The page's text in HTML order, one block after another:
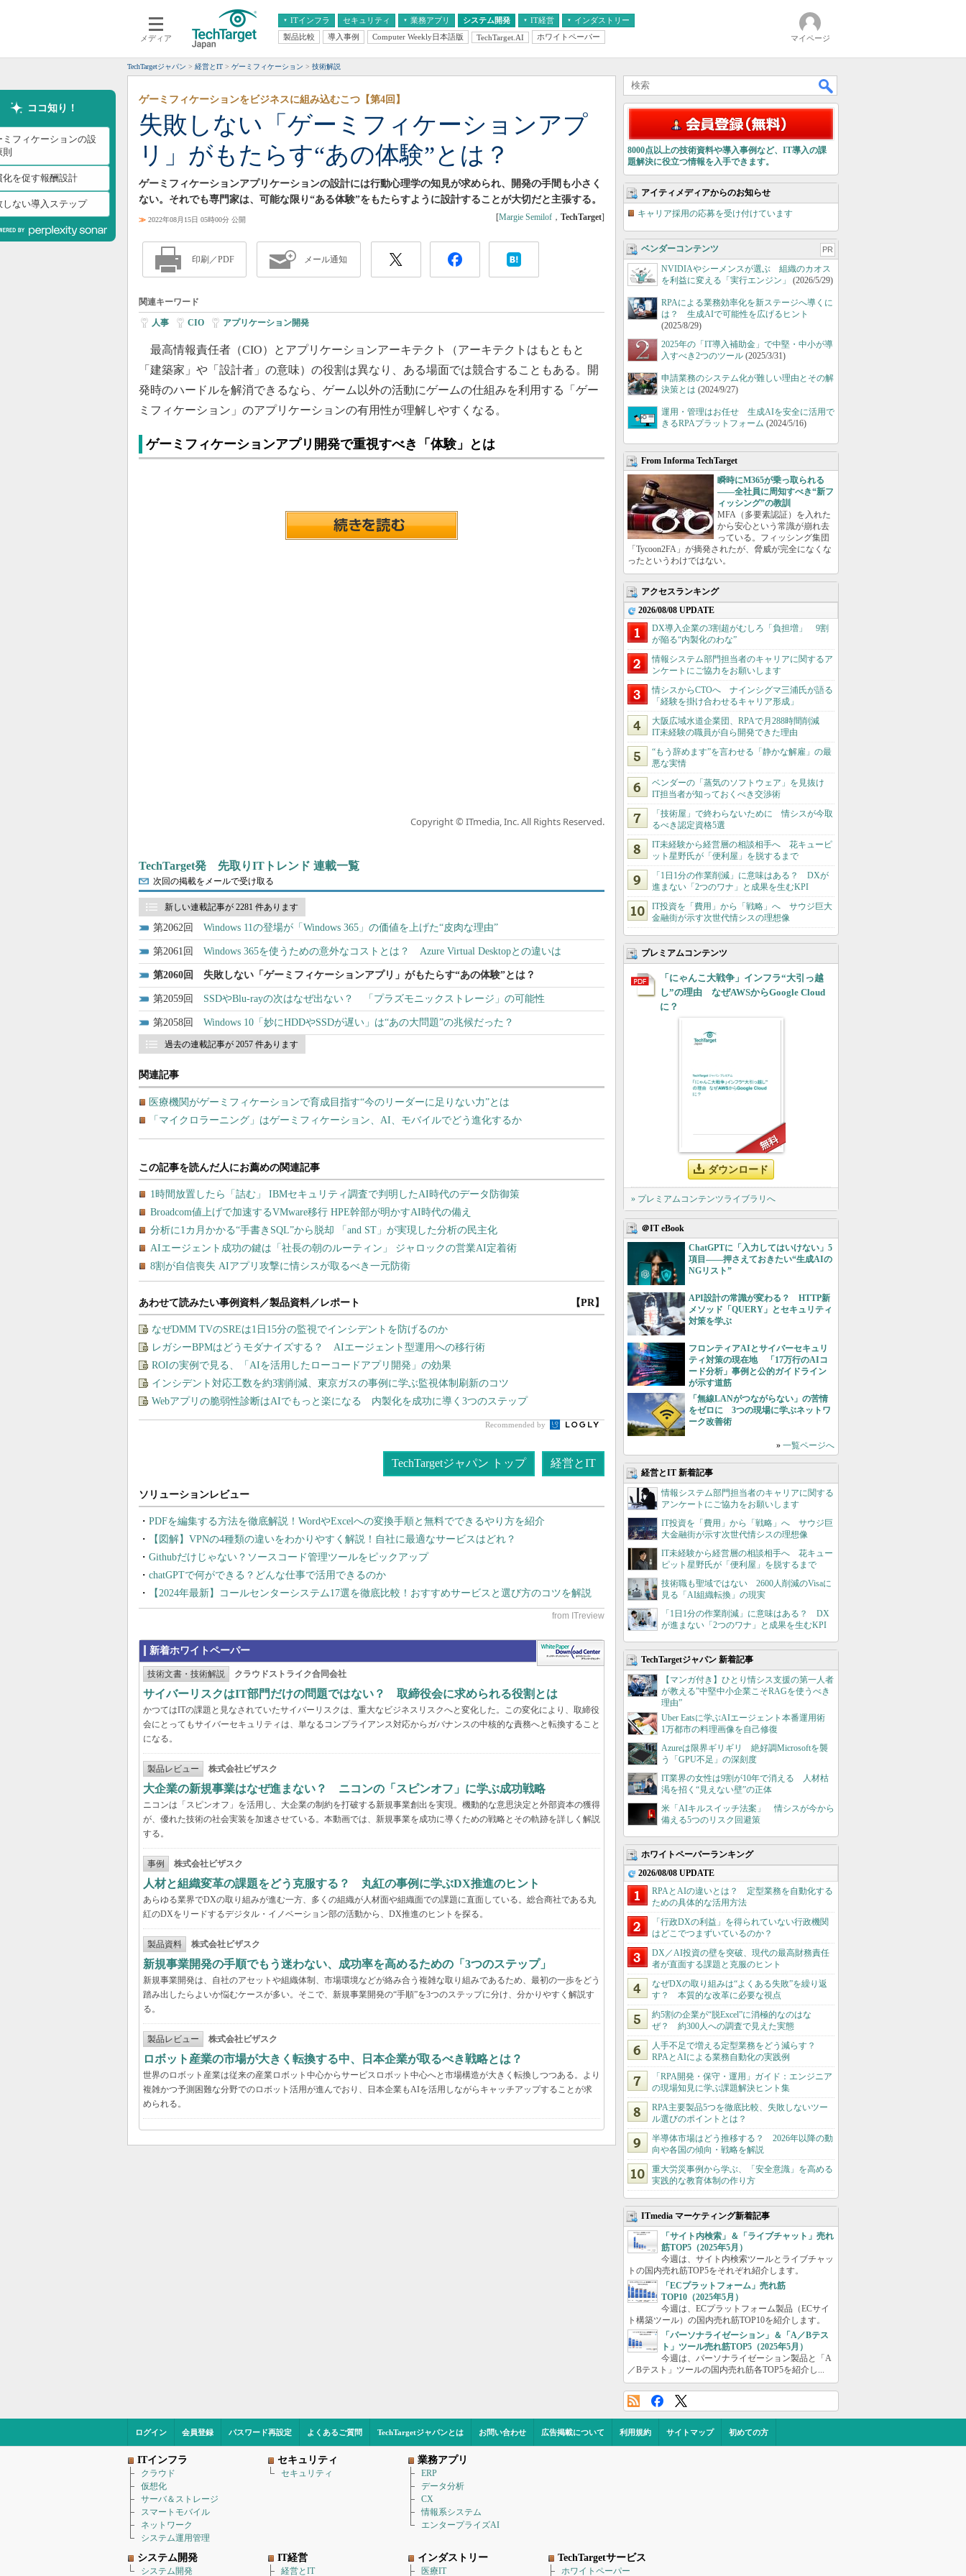
メディア
ITインフラ
クラウド
スマートモバイル
ネットワーク
システム運用管理
セキュリティ 業務アプリ
エンタープライズAI
ERP
CX
情報系システム
システム開発 IT経営
経営とIT
インダストリー
医療IT
製品比較 導入事例 Computer Weekly日本語版 TechTarget.AI ホワイトペーパー マイページ
TechTargetジャパン 経営とIT ゲーミフィケーション 技術解説
ココ知り！
ミフィケーションの設
化を促す報酬設計
しない導入ステップ
失敗しない「ゲーミフィケーションアプ
リ」がもたらす“あの体験”とは？
ゲーミフィケーションをビジネスに組み込むこつ【第4回】
ゲーミフィケーションアプリケーションの設計には行動心理学の知見が求められ、開発の手間も小さく
ない。それでも専門家は、可能な限り“ある体験”をもたらすように設計することが大切だと主張する。
≫ 2022年08月15日 05時00分 公開 [Margie Semilof ， TechTarget]
印刷／PDF メール通知
関連キーワード
人事 CIO アプリケーション開発
最高情報責任者（CIO）とアプリケーションアーキテクト（アーキテクトはもともと
「建築家」や「設計者」の意味）の役割は異なり、ある場面では競合することもある。開
発時のハードルを解消できるなら、ゲーム以外の活動にゲームの仕組みを利用する「ゲー
ミフィケーション」のアプリケーションの有用性が理解しやすくなる。
ゲーミフィケーションアプリ開発で重視すべき「体験」とは
Copyright © ITmedia, Inc. All Rights Reserved.
TechTarget発 先取りITトレンド 連載一覧
次回の掲載をメールで受け取る
新しい連載記事が 2281 件あります
2062 Windows 11の登場が「Windows 365」の価値を上げた“皮肉な理由”
2061 Windows 365を使うための意外なコストとは？ Azure Virtual Desktopとの違いは
2060 失敗しない「ゲーミフィケーションアプリ」がもたらす“あの体験”とは？
2059 SSDやBlu-rayの次はなぜ出ない？ 「プラズモニックストレージ」の可能性
2058 Windows 10「妙にHDDやSSDが遅い」は“あの大問題”の兆候だった？
過去の連載記事が 2057 件あります
関連記事
医療機関がゲーミフィケーションで育成目指す“今のリーダーに足りない力”とは
「マイクロラーニング」はゲーミフィケーション、AI、モバイルでどう進化するか
あわせて読みたい事例資料／製品資料／レポート 【PR】
なぜDMM TVのSREは1日15分の監視でインシデントを防げるのか
レガシーBPMはどうモダナイズする？ AIエージェント型運用への移行術
ROIの実例で見る、「AIを活用したローコードアプリ開発」の効果
インシデント対応工数を約3割削減、東京ガスの事例に学ぶ監視体制刷新のコツ
Webアプリの脆弱性診断はAIでもっと楽になる 内製化を成功に導く3つのステップ
Recommended by
TechTargetジャパン トップ 経営とIT
PDFを編集する方法を徹底解説！WordやExcelへの変換手順と無料でできるやり方を紹介
【図解】VPNの4種類の違いをわかりやすく解説！自社に最適なサービスはどれ？
Githubだけじゃない？ソースコード管理ツールをピックアップ
chatGPTで何ができる？どんな仕事で活用できるのか
【2024年最新】コールセンターシステム17選を徹底比較！おすすめサービスと選び方のコツを解説
新着ホワイトペーパー
技術文書・技術解説 クラウドストライク合同会社
サイバーリスクはIT部門だけの問題ではない？ 取締役会に求められる役割とは
かつてはITの課題と見なされていたサイバーリスクは、重大なビジネスリスクへと変化した。この変化により、取締役
会にとってもサイバーセキュリティは、単なるコンプライアンス対応からガバナンスの中核的な責務へと転換すること
になる。
製品レビュー 株式会社ビザスク
大企業の新規事業はなぜ進まない？ ニコンの「スピンオフ」に学ぶ成功戦略
ニコンは「スピンオフ」を活用し、大企業の制約を打破する新規事業創出を実現。機動的な意思決定と外部資本の獲得
が、優れた技術の社会実装を加速させている。本動画では、新規事業を成功に導くための戦略とその軌跡を詳しく解説
する。
事例 株式会社ビザスク
人材と組織変革の課題をどう克服する？ 丸紅の事例に学ぶDX推進のヒント
あらゆる業界でDXの取り組みが進む一方、多くの組織が人材面や組織面での課題に直面している。総合商社である丸
紅のDXをリードするデジタル・イノベーション部の活動から、DX推進のヒントを探る。
製品資料 株式会社ビザスク
新規事業開発の手順でもう迷わない、成功率を高めるための「3つのステップ」
新規事業開発は、自社のアセットや組織体制、市場環境などが絡み合う複雑な取り組みであるため、最初の一歩をどう
踏み出したらよいか悩むケースが多い。そこで、新規事業開発の“手順”を3つのステップに分け、分かりやすく解説す
る。
製品レビュー 株式会社ビザスク
ロボット産業の市場が大きく転換する中、日本企業が取るべき戦略とは？
世界のロボット産業は従来の産業ロボット中心からサービスロボット中心へと市場構造が大きく転換しつつある。より
複雑かつ予測困難な分野でのロボット活用が進んでおり、日本企業もAIを活用しながらキャッチアップすることが求
められる。
8000点以上の技術資料や導入事例など、IT導入の課
題解決に役立つ情報を入手できます。
アイティメディアからのお知らせ
キャリア採用の応募を受け付けています
ベンダーコンテンツ PR
NVIDIAやシーメンスが選ぶ 組織のカオス
を利益に変える「実行エンジン」
(2026/5/29)
RPAによる業務効率化を新ステージへ導くに
は？ 生成AIで可能性を広げるヒント
(2025/8/29)
2025年の「IT導入補助金」で中堅・中小が導
入すべき2つのツール (2025/3/31)
申請業務のシステム化が難しい理由とその解
決策とは (2024/9/27)
運用・管理はお任せ 生成AIを安全に活用で
きるRPAプラットフォーム (2024/5/16)
From Informa TechTarget
瞬時にM365が乗っ取られる
――全社員に周知すべき“新フ
ィッシング”の教訓
MFA（多要素認証）を入れた
から安心という常識が崩れ去
っている。フィッシング集団
「Tycoon2FA」が摘発されたが、脅威が完全になくな
ったというわけではない。
アクセスランキング
2026/08/08 UPDATE
DX導入企業の3割超がむしろ「負担増」 9割
が陥る“内製化のわな”
情報システム部門担当者のキャリアに関するア
ンケートにご協力をお願いします
情シスからCTOへ ナインシグマ三浦氏が語る
「経験を掛け合わせるキャリア形成」
大阪広域水道企業団、RPAで月288時間削減
IT未経験の職員が自ら開発できた理由
“もう辞めます”を言わせる「静かな解雇」の最
悪な実情
ベンダーの「蒸気のソフトウェア」を見抜け
IT担当者が知っておくべき交渉術
「技術屋」で終わらないために 情シスが今取
るべき認定資格5選
IT未経験から経営層の相談相手へ 花キューピ
ット星野氏が「便利屋」を脱するまで
「1日1分の作業削減」に意味はある？ DXが
進まない「2つのワナ」と成果を生むKPI
IT投資を「費用」から「戦略」へ サウジ巨大
金融街が示す次世代情シスの理想像
プレミアムコンテンツ
「にゃんこ大戦争」インフラ“大引っ越
し”の理由 なぜAWSからGoogle Cloud
に？
ダウンロード
» プレミアムコンテンツライブラリへ
＠IT eBook
ChatGPTに「入力してはいけない」5
項目――押さえておきたい“生成AIの
NGリスト”
API設計の常識が変わる？ HTTP新
メソッド「QUERY」とセキュリティ
対策を学ぶ
フロンティアAIとサイバーセキュリ
ティ対策の現在地 「17万行のAIコ
ード分析」事例と公的ガイドライン
が示す道筋
「無線LANがつながらない」の苦情
をゼロに 3つの現場に学ぶネットワ
ーク改善術
» 一覧ページへ
経営とIT 新着記事
情報システム部門担当者のキャリアに関する
アンケートにご協力をお願いします
IT投資を「費用」から「戦略」へ サウジ巨
大金融街が示す次世代情シスの理想像
IT未経験から経営層の相談相手へ 花キュー
ピット星野氏が「便利屋」を脱するまで
技術職も聖域ではない 2600人削減のVisaに
見る「AI組織転換」の現実
「1日1分の作業削減」に意味はある？ DX
が進まない「2つのワナ」と成果を生むKPI
TechTargetジャパン 新着記事
【マンガ付き】ひとり情シス支援の第一人者
が教える”中堅中小企業こそRAGを使うべき
理由”
Uber Eatsに学ぶAIエージェント本番運用術
1万都市の料理画像を自己修復
Azureは限界ギリギリ 絶好調Microsoftを襲
う「GPU不足」の深刻度
IT業界の女性は9割が10年で消える 人材枯
渇を招く“見えない壁”の正体
米「AIキルスイッチ法案」 情シスが今から
備える5つのリスク回避策
ホワイトペーパーランキング
2026/08/08 UPDATE
RPAとAIの違いとは？ 定型業務を自動化する
ための具体的な活用方法
「行政DXの利益」を得られていない行政機関
はどこでつまずいているのか？
DX／AI投資の壁を突破、現代の最高財務責任
者が直面する課題と克服のヒント
なぜDXの取り組みは“よくある失敗”を繰り返
す？ 本質的な改革に必要な視点
約5割の企業が“脱Excel”に消極的なのはな
ぜ？ 約300人への調査で見えた実態
人手不足で増える定型業務をどう減らす？
RPAとAIによる業務自動化の実践例
「RPA開発・保守・運用」ガイド：エンジニア
の現場知見に学ぶ課題解決ヒント集
RPA主要製品5つを徹底比較、失敗しないツー
ル選びのポイントとは？
半導体市場はどう推移する？ 2026年以降の動
向や各国の傾向・戦略を解説
重大労災事例から学ぶ、「安全意識」を高める
実践的な教育体制の作り方
ITmedia マーケティング新着記事
「サイト内検索」＆「ライブチャット」売れ
筋TOP5（2025年5月）
今週は、サイト内検索ツールとライブチャッ
トの国内売れ筋TOP5をそれぞれ紹介します。
「ECプラットフォーム」売れ筋
TOP10（2025年5月）
今週は、ECプラットフォーム製品（ECサイ
ト構築ツール）の国内売れ筋TOP10を紹介します。
「パーソナライゼーション」＆「A／Bテス
ト」ツール売れ筋TOP5（2025年5月）
今週は、パーソナライゼーション製品と「A
／Bテスト」ツールの国内売れ筋各TOP5を紹介し...
ログイン 会員登録 パスワード再設定 よくあるご質問 TechTargetジャパンとは お問い合わせ 広告掲載について 利用規約 サイトマップ 初めての方
ITインフラ
クラウド
仮想化
サーバ＆ストレージ
スマートモバイル
ネットワーク
システム運用管理
セキュリティ
セキュリティ
業務アプリ
ERP
データ分析
CX
情報系システム
エンタープライズAI
システム開発
システム開発
IT経営
経営とIT
インダストリー
医療IT
TechTargetサービス
ホワイトペーパー